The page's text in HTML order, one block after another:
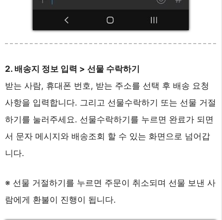
2. 배송지 정보 입력 > 선물 수락하기
받는 사람, 휴대폰 번호, 받는 주소를 선택 후 배송 요청
사항을 입력합니다. 그리고 선물수락하기 또는 선물 거절
하기를 눌러주세요. 선물수락하기를 누르면 완료가 되면
서 문자 메시지와 배송조회 할 수 있는 화면으로 넘어갑
니다.
※ 선물 거절하기를 누르면 주문이 취소되며 선물 보낸 사
람에게 환불이 진행이 됩니다.